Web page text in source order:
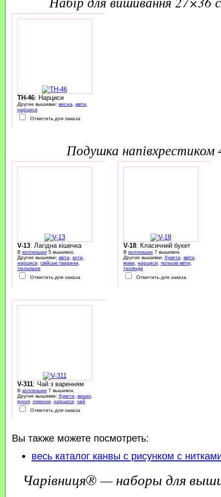
TH-46: Нарциси
Другие вышивки: весна квіти
нарциси
Отметить для заказа
подушка
V-13: Лагідна кішечка
В коллекции 5 вышивок.
Другие вышивки: квіти коти
нарциси
свійські тварини
тюльпани
Отметить для заказа
V-18: Класичний букет
В коллекции 7 вышивок.
Другие вышивки: букети квіти
маки
нарциси польові квіти
троянди
Отметить для заказа
V-311: Чай з варенням
В коллекции 7 вышивок.
Другие вышивки: букети вишні,
кухня, лимони нарциси
чай
Отметить для заказа
Вы также можете посмотреть:
весь каталог канвы с рисунком с
Чарівниця® — наборы для